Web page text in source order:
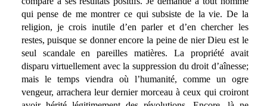
qui pense de me montrer ce qui subsiste de la vie. De la
religion, je crois inutile d’en parler et d’en chercher les
restes, puisque se donner encore la peine de nier Dieu est le
seul scandale en pareilles matières. La propriété avait
disparu virtuellement avec la suppression du droit d’aînesse;
mais le temps viendra où l’humanité, comme un ogre
vengeur, arrachera leur dernier morceau à ceux qui croiront